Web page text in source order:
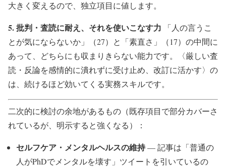
大きく変えるので、独立項目に値します。
5. 批判・査読に耐え、それを使いこなす力 「人の言うこ
とが気にならないか」（27）と「素直さ」（17）の中間に
あって、どちらにも収まりきらない能力です。〈厳しい査
読・反論を感情的に潰れずに受け止め、改訂に活かす〉の
は、続けるほど効いてくる実務スキルです。
二次的に検討の余地があるもの（既存項目で部分カバーさ
れているが、明示すると強くなる）：
セルフケア・メンタルヘルスの維持— 記事は「普通の
人がPhDでメンタルを壊す」ツイートを引いているの